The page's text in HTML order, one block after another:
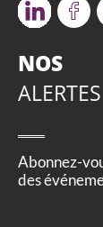
Twitter
NOS
Abonnez-
des